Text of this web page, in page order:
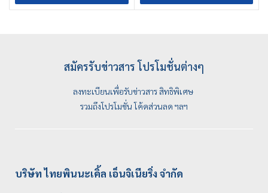
สมัครรับข่าวสาร โปรโมชั่นต่างๆ
ลงทะเบียนเพื่อรับข่าวสาร สิทธิพิเศษ
รวมถึงโปรโมชั่น โค้ดส่วนลด ฯลฯ
บริษัท ไทยพินนะเคิ้ล เอ็นจิเนียริ่ง จำกัด